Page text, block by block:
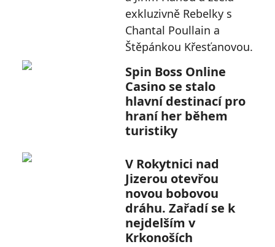
exkluzivně Rebelky s
Chantal Poullain a
Štěpánkou Křesťanovou.
Spin Boss Online
Casino se stalo
hlavní destinací pro
hraní her během
turistiky
V Rokytnici nad
Jizerou otevřou
novou bobovou
dráhu. Zařadí se k
nejdelším v
Krkonoších